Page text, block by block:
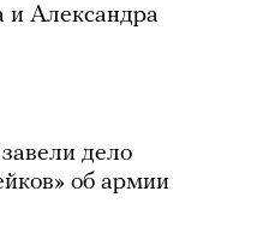
Александра
дело
об армии